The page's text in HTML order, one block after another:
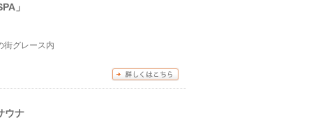
」
街グレース内
ウナ